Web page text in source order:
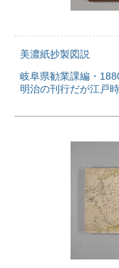
美濃紙抄製図説
岐阜県勧業課編・
明治の刊行だが江戸